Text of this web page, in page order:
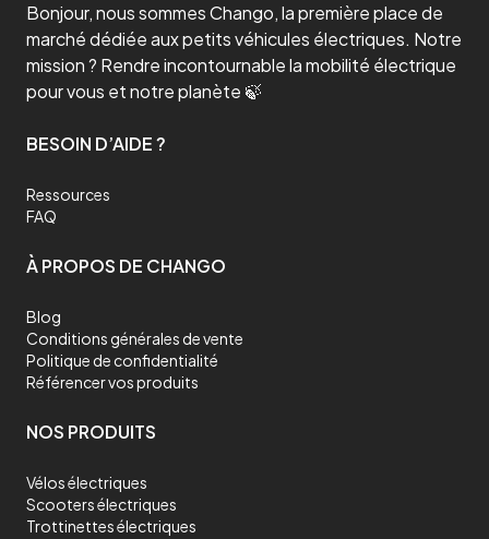
Bonjour, nous sommes Chango, la première place de
marché dédiée aux petits véhicules électriques. Notre
mission ? Rendre incontournable la mobilité électrique
pour vous et notre planète 🍃
BESOIN D’AIDE ?
Ressources
FAQ
À PROPOS DE CHANGO
Blog
Conditions générales de vente
Politique de confidentialité
Référencer vos produits
NOS PRODUITS
Vélos électriques
Scooters électriques
Trottinettes électriques